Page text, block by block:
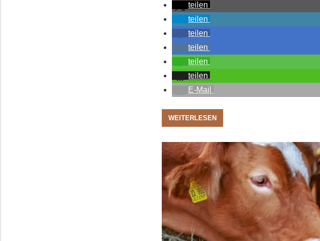
teilen
teilen
teilen
teilen
teilen
teilen
E-Mail
WEITERLESEN